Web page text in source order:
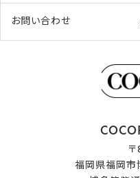
お問い合わせ
福岡県福岡市